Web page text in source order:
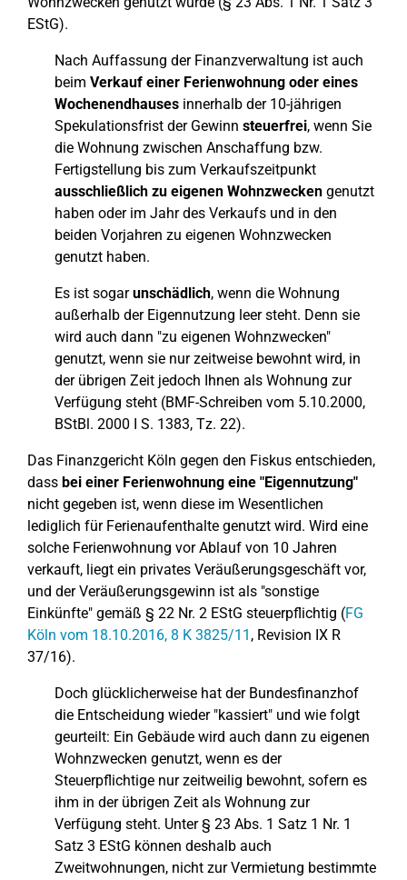
EStG).
Nach Auffassung der Finanzverwaltung ist auch
beim Verkauf einer Ferienwohnung oder eines
Wochenendhauses innerhalb der 10-jährigen
Spekulationsfrist der Gewinn steuerfrei, wenn Sie
die Wohnung zwischen Anschaffung bzw.
Fertigstellung bis zum Verkaufszeitpunkt
ausschließlich zu eigenen Wohnzwecken genutzt
haben oder im Jahr des Verkaufs und in den
beiden Vorjahren zu eigenen Wohnzwecken
genutzt haben.
Es ist sogarunschädlich, wenn die Wohnung
außerhalb der Eigennutzung leer steht. Denn sie
wird auch dann "zu eigenen Wohnzwecken"
genutzt, wenn sie nur zeitweise bewohnt wird, in
der übrigen Zeit jedoch Ihnen als Wohnung zur
Verfügung steht (BMF-Schreiben vom 5.10.2000,
BStBl. 2000 I S. 1383, Tz. 22).
Das Finanzgericht Köln gegen den Fiskus entschieden,
dass bei einer Ferienwohnung eine "Eigennutzung"
nicht gegeben ist, wenn diese im Wesentlichen
lediglich für Ferienaufenthalte genutzt wird. Wird eine
solche Ferienwohnung vor Ablauf von 10 Jahren
verkauft, liegt ein privates Veräußerungsgeschäft vor,
und der Veräußerungsgewinn ist als "sonstige
Einkünfte" gemäß § 22 Nr. 2 EStG steuerpflichtig (FG
Köln vom 18.10.2016, 8 K 3825/11 , Revision IX R
37/16).
Doch glücklicherweise hat der Bundesfinanzhof
die Entscheidung wieder "kassiert" und wie folgt
geurteilt: Ein Gebäude wird auch dann zu eigenen
Wohnzwecken genutzt, wenn es der
Steuerpflichtige nur zeitweilig bewohnt, sofern es
ihm in der übrigen Zeit als Wohnung zur
Verfügung steht. Unter § 23 Abs. 1 Satz 1 Nr. 1
Satz 3 EStG können deshalb auch
Zweitwohnungen, nicht zur Vermietung bestimmte